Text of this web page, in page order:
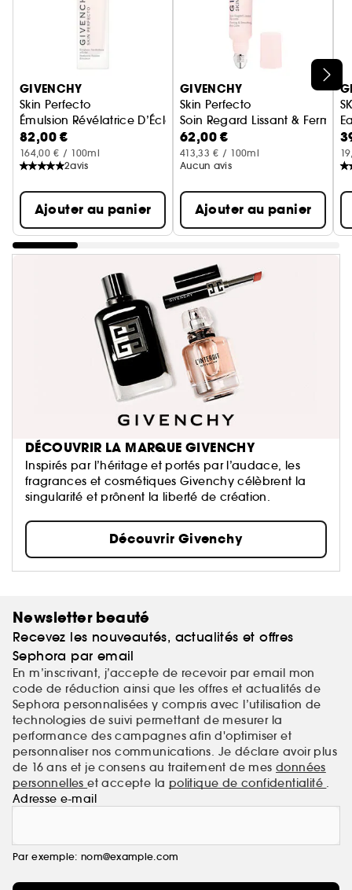
Ignorer le carrousel produits
GIVENCHY
Skin Perfecto
Émulsion Révélatrice D’Éclat
82,00 €
164,00 € / 100ml
2avis
Ajouter au panier
GIVENCHY
Skin Perfecto
Soin Regard Lissant & Fermeté
62,00 €
413,33 € / 100ml
Aucun avis
Ajouter au panier
DÉCOUVRIR LA MARQUE GIVENCHY
Inspirés par l’héritage et portés par l’audace, les
fragrances et cosmétiques Givenchy célèbrent la
singularité et prônent la liberté de création.
Découvrir Givenchy
Newsletter beauté
Recevez les nouveautés, actualités et offres
Sephora par email
En m’inscrivant, j’accepte de recevoir par email mon
code de réduction ainsi que les offres et actualités de
Sephora personnalisées y compris avec l’utilisation de
technologies de suivi permettant de mesurer la
performance des campagnes afin d'optimiser et
personnaliser nos communications. Je déclare avoir plus
de 16 ans et je consens au traitement de mes données
personnelleset accepte la politique de confidentialité .
Adresse e-mail
Par exemple: nom@example.com